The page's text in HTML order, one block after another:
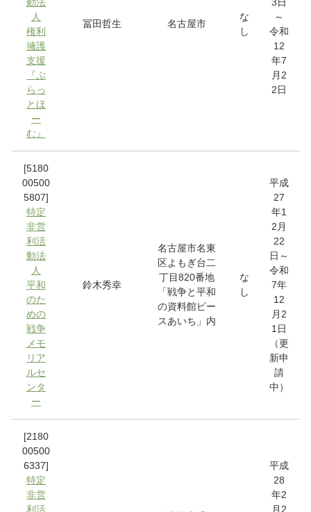
人
権利
擁護
支援
『ぷ
らっ
とほ
ー
む』
冨田哲生 名古屋市
な
し
～
令和
12
年7
月2
2日
[5180
00500
5807]
特定
非営
利活
動法
人
平和
のた
めの
戦争
メモ
リア
ルセ
ンタ
ー
鈴木秀幸
名古屋市名東
区よもぎ台二
丁目820番地
「戦争と平和
の資料館ピー
スあいち」内
な
し
平成
27
年1
2月
22
日～
令和
7年
12
月2
1日
（更
新申
請
中）
[2180
00500
6337]
特定
非営
利活
平成
28
年2
月2